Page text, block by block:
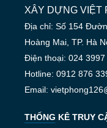
XÂY DỰNG VIỆT
Địa chỉ: Số 154
Hoàng Mai, TP. Hà
Điện thoại: 024
Hotline: 0912 876
Email:
THỐNG KÊ TRUY